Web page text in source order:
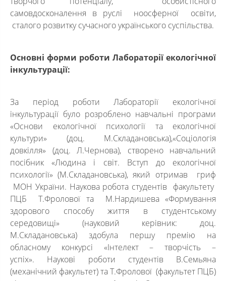
самовдосконалення в руслі ноосферної освіти,
сталого розвитку сучасного українського суспільства.
Основні форми роботи Лабораторії екологічної
інкультурації:
За період роботи Лабораторії екологічної
інкультурації було розроблено навчальні програми
«Основи екологічної психології та екологічної
культури» (доц. М.Складановська),«Соціологія
довкілля» (доц. Л.Чернова), створено навчальний
посібник «Людина і світ. Вступ до екологічної
психології» (М.Складановська), який отримав гриф
МОН України. Наукова робота студентів факультету
ПЦБ Т.Фролової та М.Нардишева «Формування
здорового способу життя в студентському
середовищі» (науковий керівник: доц.
М.Складановська) здобула першу премію на
обласному конкурсі «Інтелект – творчість –
успіх». Наукові роботи студентів В.Семьяна
(механічний факультет) та Т.Фролової (факультет ПЦБ)